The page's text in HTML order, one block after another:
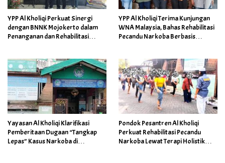
YPP Al Kholiqi Perkuat Sinergi
dengan BNNK Mojokerto dalam
Penanganan dan Rehabilitasi
YPP Al Kholiqi Terima Kunjungan
WNA Malaysia, Bahas Rehabilitasi
Pecandu Narkoba Berbasis
Yayasan Al Kholiqi Klarifikasi
Pemberitaan Dugaan “Tangkap
Lepas” Kasus Narkoba di
Pondok Pesantren Al Kholiqi
Perkuat Rehabilitasi Pecandu
Narkoba Lewat Terapi Holistik